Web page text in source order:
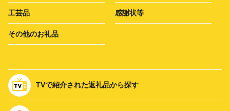
工芸品 感謝状等
その他のお礼品
TVで紹介された返礼品から探す